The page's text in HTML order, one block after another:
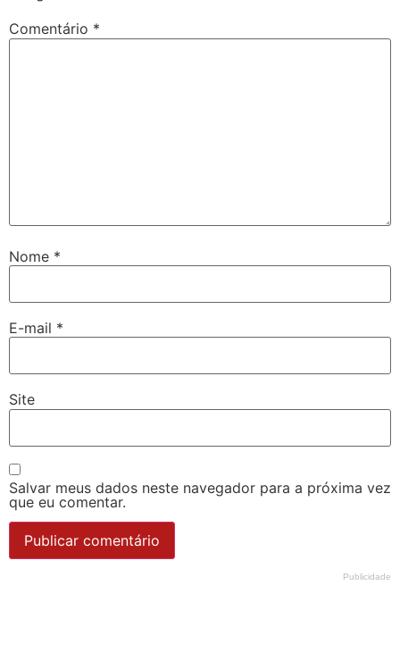
Comentário *
Nome *
E-mail *
Site
Salvar meus dados neste navegador para a próxima vez
que eu comentar.
Publicidade